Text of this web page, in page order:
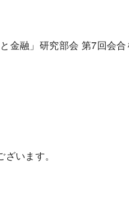
金融」研究部会 第7回会
います。